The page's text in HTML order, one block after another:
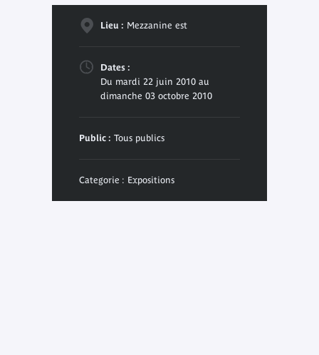
Lieu : Mezzanine est
Dates :
Du mardi 22 juin 2010 au
dimanche 03 octobre 2010
Public : Tous publics
Categorie : Expositions